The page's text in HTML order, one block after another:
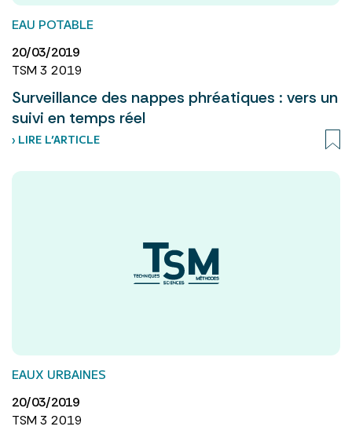
EAU POTABLE
20/03/2019
TSM 3 2019
Surveillance des nappes phréatiques : vers un
suivi en temps réel
› LIRE L’ARTICLE
EAUX URBAINES
20/03/2019
TSM 3 2019